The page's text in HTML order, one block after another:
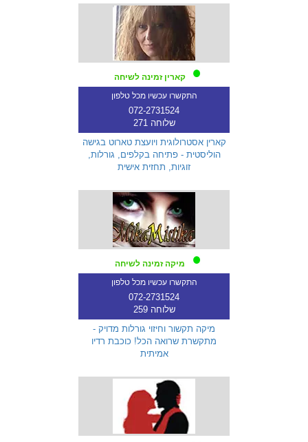
קארין זמינה לשיחה
התקשרו עכשיו מכל טלפון
072-2731524
שלוחה 271
קארין אסטרולוגית ויועצת טארוט בגישה
הוליסטית - פתיחה בקלפים, גורלות,
זוגיות, תחזית אישית
מיקה זמינה לשיחה
התקשרו עכשיו מכל טלפון
072-2731524
שלוחה 259
מיקה תקשור וחיזוי גורלות מדויק -
מתקשרת שרואה הכל! כוכבת רדיו
אמיתית